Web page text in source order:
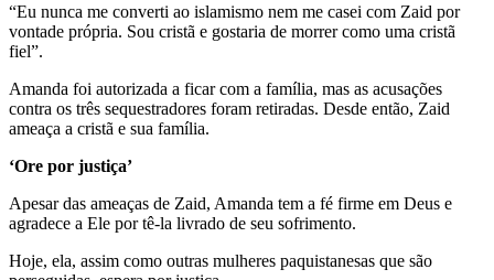
“Eu nunca me converti ao islamismo nem me casei com Zaid por
vontade própria. Sou cristã e gostaria de morrer como uma cristã
fiel”.
Amanda foi autorizada a ficar com a família, mas as acusações
contra os três sequestradores foram retiradas. Desde então, Zaid
ameaça a cristã e sua família.
‘Ore por justiça’
Apesar das ameaças de Zaid, Amanda tem a fé firme em Deus e
agradece a Ele por tê-la livrado de seu sofrimento.
Hoje, ela, assim como outras mulheres paquistanesas que são